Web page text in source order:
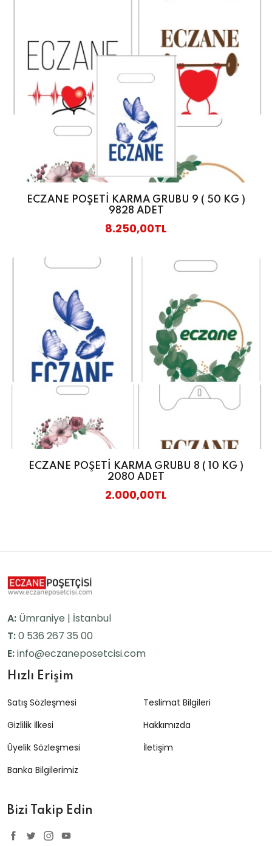
ECZANE POŞETİ KARMA GRUBU 9 ( 50 KG )
9828 ADET
8.250,00TL
ECZANE POŞETİ KARMA GRUBU 8 ( 10 KG )
2080 ADET
2.000,00TL
A: Ümraniye | İstanbul
T:0 536 267 35 00
E:info@eczaneposetcisi.com
Hızlı Erişim
Satış Sözleşmesi
Gizlilik İlkesi
Üyelik Sözleşmesi
Banka Bilgilerimiz
Teslimat Bilgileri
Hakkımızda
İletişim
Bizi Takip Edin